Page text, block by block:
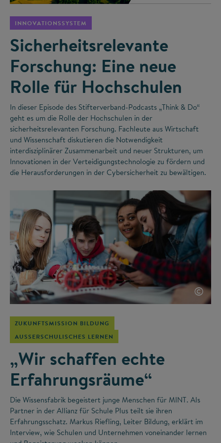
INNOVATIONSSYSTEM
Sicherheitsrelevante
Forschung: Eine neue
Rolle für Hochschulen
In dieser Episode des Stifterverband-Podcasts „Think & Do“
geht es um die Rolle der Hochschulen in der
sicherheitsrelevanten Forschung. Fachleute aus Wirtschaft
und Wissenschaft diskutieren die Notwendigkeit
interdisziplinärer Zusammenarbeit und neuer Strukturen, um
Innovationen in der Verteidigungstechnologie zu fördern und
die Herausforderungen in der Cybersicherheit zu bewältigen.
©
ZUKUNFTSMISSION BILDUNG
AUSSERSCHULISCHES LERNEN
„Wir schaffen echte
Erfahrungsräume“
Die Wissensfabrik begeistert junge Menschen für MINT. Als
Partner in der Allianz für Schule Plus teilt sie ihren
Erfahrungsschatz. Markus Riefling, Leiter Bildung, erklärt im
Interview, wie Schulen und Unternehmen voneinander lernen